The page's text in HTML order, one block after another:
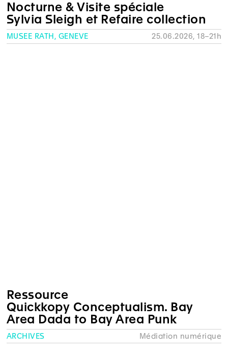
Nocturne & Visite spéciale
Sylvia Sleigh et Refaire collection
MUSÉE RATH, GENÈVE 25.06.2026, 18–21h
Ressource
Quickkopy Conceptualism. Bay
Area Dada to Bay Area Punk
ARCHIVES Médiation numérique